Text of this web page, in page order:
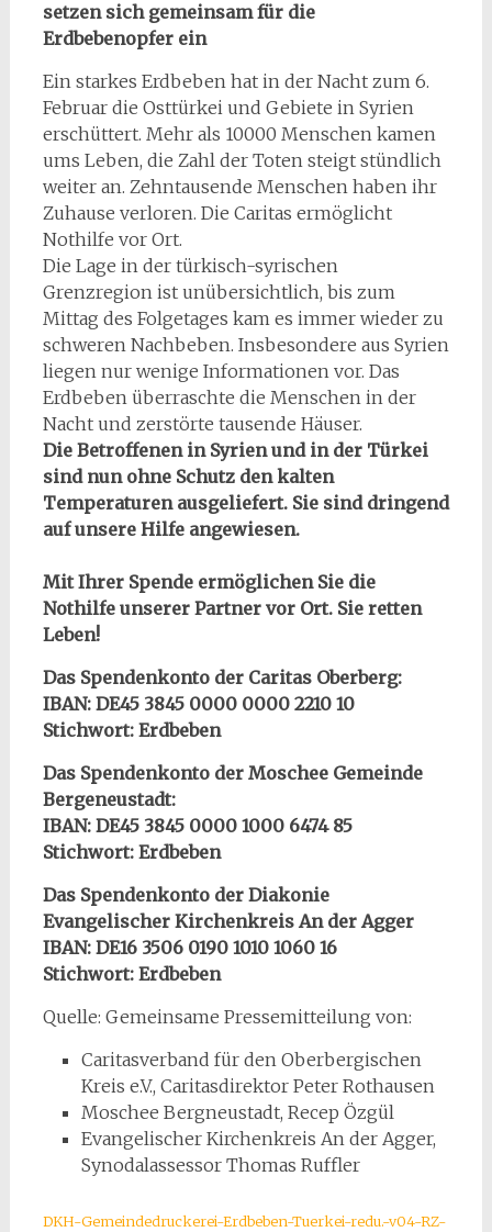
setzen sich gemeinsam für die
Erdbebenopfer ein
Ein starkes Erdbeben hat in der Nacht zum 6.
Februar die Osttürkei und Gebiete in Syrien
erschüttert. Mehr als 10000 Menschen kamen
ums Leben, die Zahl der Toten steigt stündlich
weiter an. Zehntausende Menschen haben ihr
Zuhause verloren. Die Caritas ermöglicht
Nothilfe vor Ort.
Die Lage in der türkisch-syrischen
Grenzregion ist unübersichtlich, bis zum
Mittag des Folgetages kam es immer wieder zu
schweren Nachbeben. Insbesondere aus Syrien
liegen nur wenige Informationen vor. Das
Erdbeben überraschte die Menschen in der
Nacht und zerstörte tausende Häuser.
Die Betroffenen in Syrien und in der Türkei
sind nun ohne Schutz den kalten
Temperaturen ausgeliefert. Sie sind dringend
auf unsere Hilfe angewiesen.
Mit Ihrer Spende ermöglichen Sie die
Nothilfe unserer Partner vor Ort. Sie retten
Leben!
Das Spendenkonto der Caritas Oberberg:
IBAN: DE45 3845 0000 0000 2210 10
Stichwort: Erdbeben
Das Spendenkonto der Moschee Gemeinde
Bergeneustadt:
IBAN: DE45 3845 0000 1000 6474 85
Stichwort: Erdbeben
Das Spendenkonto der Diakonie
Evangelischer Kirchenkreis An der Agger
IBAN: DE16 3506 0190 1010 1060 16
Stichwort: Erdbeben
Quelle: Gemeinsame Pressemitteilung von:
Caritasverband für den Oberbergischen
Kreis e.V., Caritasdirektor Peter Rothausen
Moschee Bergneustadt, Recep Özgül
Evangelischer Kirchenkreis An der Agger,
Synodalassessor Thomas Ruffler
DKH-Gemeindedruckerei-Erdbeben-Tuerkei-redu.-v04-RZ-